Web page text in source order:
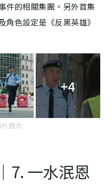
件的相關集團。另外首集
角色設定是《反黑英雄》
+4
放大
7. 一水泯恩